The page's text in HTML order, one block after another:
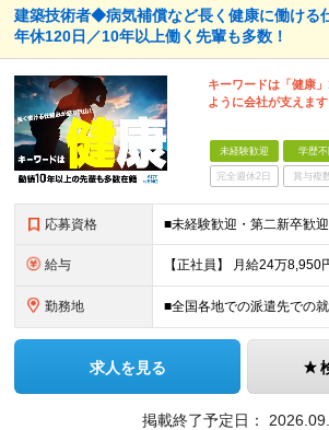
建築技術者◆病気補償など長く健康に働ける
年休120日／10年以上働く先輩も多数！
キーワードは「健康
ように会社が支えます
未経験歓迎 学歴不
完全週休2日 賞与複
応募資格
給与
勤務地
求人を見る
掲載終了予定日：